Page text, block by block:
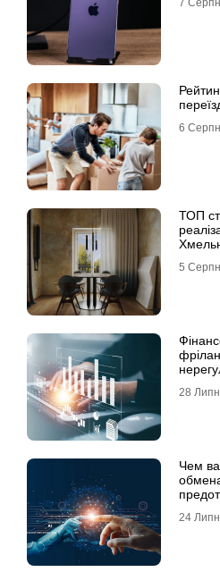
7
6
ТОП
5
28
Чем
24